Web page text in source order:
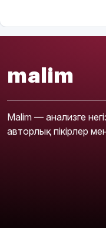
malim
Malim — анализге
авторлық пікірлер